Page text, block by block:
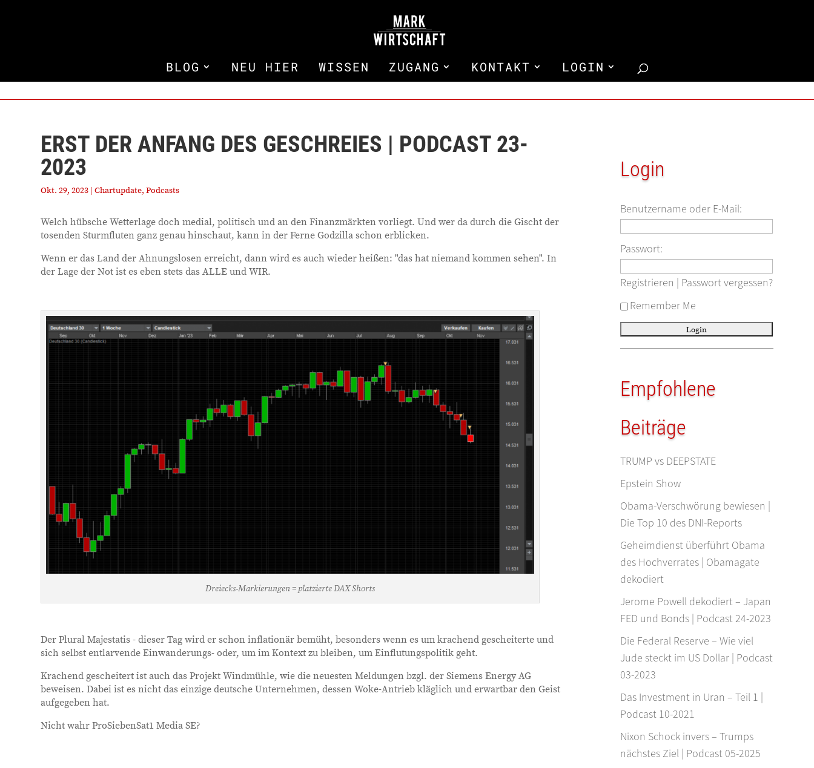
BLOG NEU HIER WISSEN ZUGANG KONTAKT LOGIN
ERST DER ANFANG DES GESCHREIES | PODCAST 23-
2023
Okt. 29, 2023 |Chartupdate,Podcasts
Welch hübsche Wetterlage doch medial, politisch und an den Finanzmärkten vorliegt. Und wer da durch die Gischt der
tosenden Sturmfluten ganz genau hinschaut, kann in der Ferne Godzilla schon erblicken.
Wenn er das Land der Ahnungslosen erreicht, dann wird es auch wieder heißen: "das hat niemand kommen sehen". In
der Lage der Not ist es eben stets das ALLE und WIR.
Dreiecks-Markierungen = platzierte DAX Shorts
Der Plural Majestatis - dieser Tag wird er schon inflationär bemüht, besonders wenn es um krachend gescheiterte und
sich selbst entlarvende Einwanderungs- oder, um im Kontext zu bleiben, um Einflutungspolitik geht.
Krachend gescheitert ist auch das Projekt Windmühle, wie die neuesten Meldungen bzgl. der Siemens Energy AG
beweisen. Dabei ist es nicht das einzige deutsche Unternehmen, dessen Woke-Antrieb kläglich und erwartbar den Geist
aufgegeben hat.
Nicht wahr ProSiebenSat1 Media SE?
Login
Benutzername oder E-Mail:
Passwort:
Registrieren | Passwort vergessen?
Remember Me
Empfohlene
Beiträge
TRUMP vs DEEPSTATE
Epstein Show
Obama-Verschwörung bewiesen |
Die Top 10 des DNI-Reports
Geheimdienst überführt Obama
des Hochverrates | Obamagate
dekodiert
Jerome Powell dekodiert – Japan
FED und Bonds | Podcast 24-2023
Die Federal Reserve – Wie viel
Jude steckt im US Dollar | Podcast
03-2023
Das Investment in Uran – Teil 1 |
Podcast 10-2021
Nixon Schock invers – Trumps
nächstes Ziel | Podcast 05-2025